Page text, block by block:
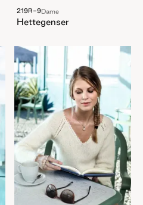
219R-9Dame
Hettegenser